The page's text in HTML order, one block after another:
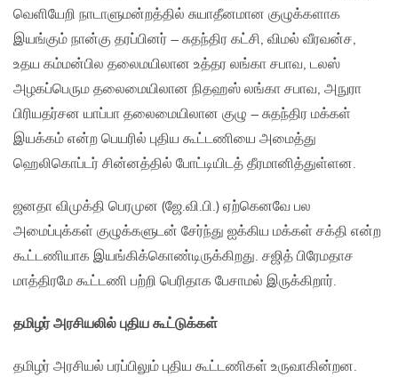
வெளியேறி நாடாளுமன்றத்தில் சுயாதீனமான குழுக்களாக
இயங்கும் நான்கு தரப்பினர் – சுதந்திர கட்சி, விமல் வீரவன்ச,
உதய கம்மன்பில தலைமயிலான உத்தர லங்கா சபாவ, டலஸ்
அழகப்பெரும தலைமையிலான நிதஹஸ் லங்கா சபாவ, அநுரா
பிரியதர்சன யாப்பா தலைமையிலான குழு – சுதந்திர மக்கள்
இயக்கம் என்ற பெயரில் புதிய கூட்டணியை அமைத்து
ஹெலிகொப்டர் சின்னத்தில் போட்டியிடத் தீரமானித்துள்ளன.
ஜனதா விமுக்தி பெரமுன (ஜே.வி.பி.) ஏற்கெனவே பல
அமைப்புக்கள் குழுக்களுடன் சேர்ந்து ஐக்கிய மக்கள் சக்தி என்ற
கூட்டணியாக இயங்கிக்கொண்டிருக்கிறது. சஜித் பிரேமதாச
மாத்திரமே கூட்டணி பற்றி பெரிதாக பேசாமல் இருக்கிறார்.
தமிழர் அரசியலில் புதிய கூட்டுக்கள்
தமிழர் அரசியல் பரப்பிலும் புதிய கூட்டணிகள் உருவாகின்றன.